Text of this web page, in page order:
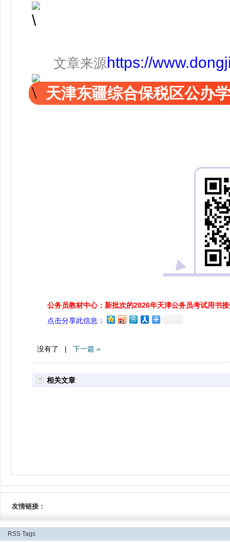
文章来源https://
天津东疆综合保税区公办
公务员教材中心：新批次的2026年天津公务员考试用书
点击分享此信息：
没有了 | 下一篇 »
相关文章
友情链接：
RSS Tags